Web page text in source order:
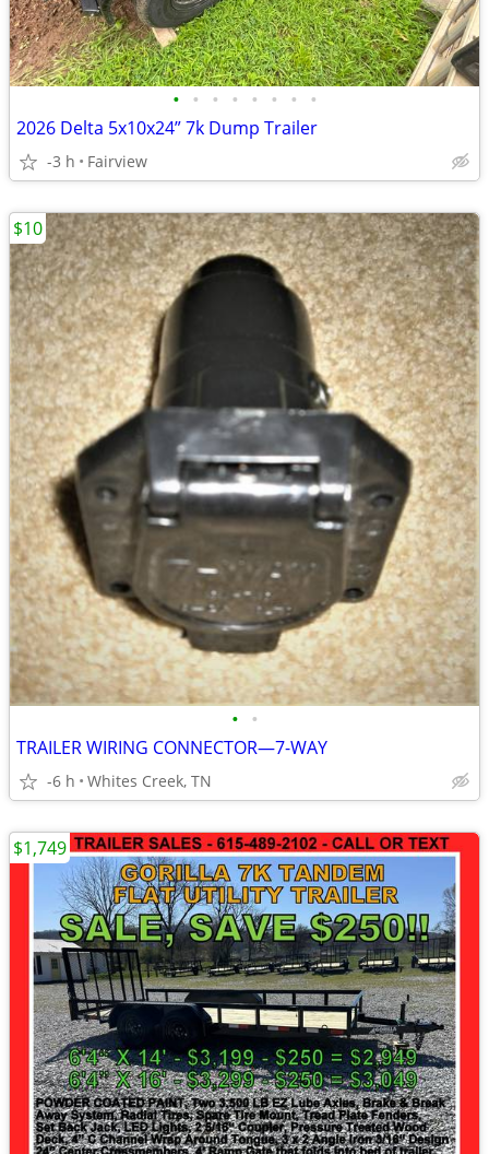
• • • • • • • •
2026 Delta 5x10x24” 7k Dump Trailer
-3 h Fairview
• •
TRAILER WIRING CONNECTOR—7-WAY
-6 h Whites Creek, TN
$10
$1,749